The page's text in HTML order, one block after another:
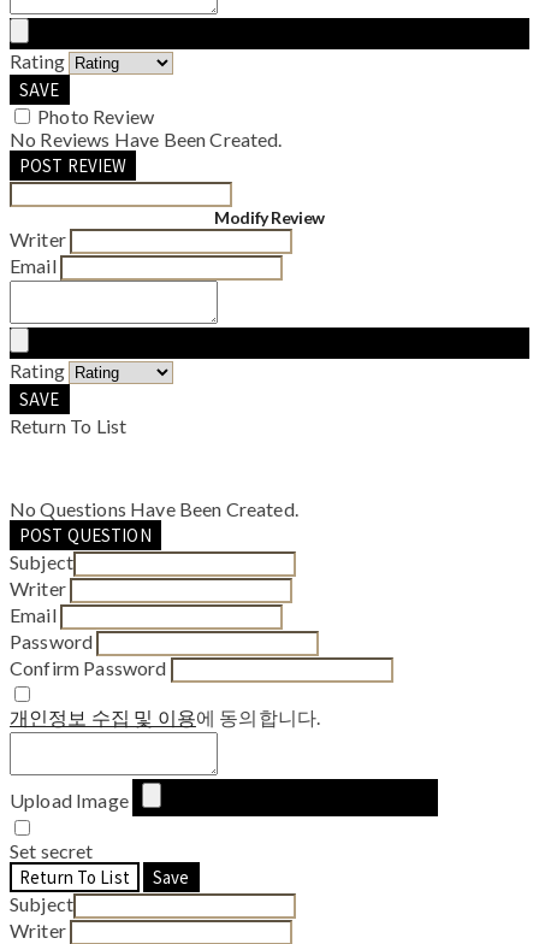
Rating
SAVE
Photo Review
No Reviews Have Been Created.
POST REVIEW
Modify Review
Writer
Email
Rating
SAVE
Return To List
No Questions Have Been Created.
POST QUESTION
Subject
Writer
Email
Password
Confirm Password
개인정보 수집 및 이용에 동의합니다.
Upload Image
Set secret
Return To List
Save
Subject
Writer